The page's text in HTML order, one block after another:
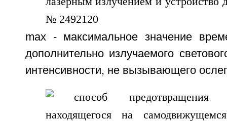
max - максимальное значение
дополнительно излучаемого
интенсивности, не вызывающего